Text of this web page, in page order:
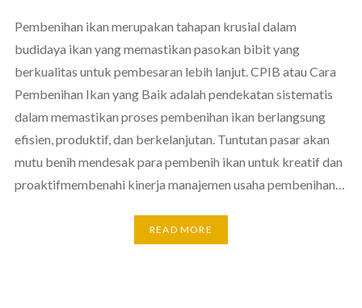
Pembenihan ikan merupakan tahapan krusial dalam
budidaya ikan yang memastikan pasokan bibit yang
berkualitas untuk pembesaran lebih lanjut. CPIB atau Cara
Pembenihan Ikan yang Baik adalah pendekatan sistematis
dalam memastikan proses pembenihan ikan berlangsung
efisien, produktif, dan berkelanjutan. Tuntutan pasar akan
mutu benih mendesak para pembenih ikan untuk kreatif dan
proaktifmembenahi kinerja manajemen usaha pembenihan…
READ MORE